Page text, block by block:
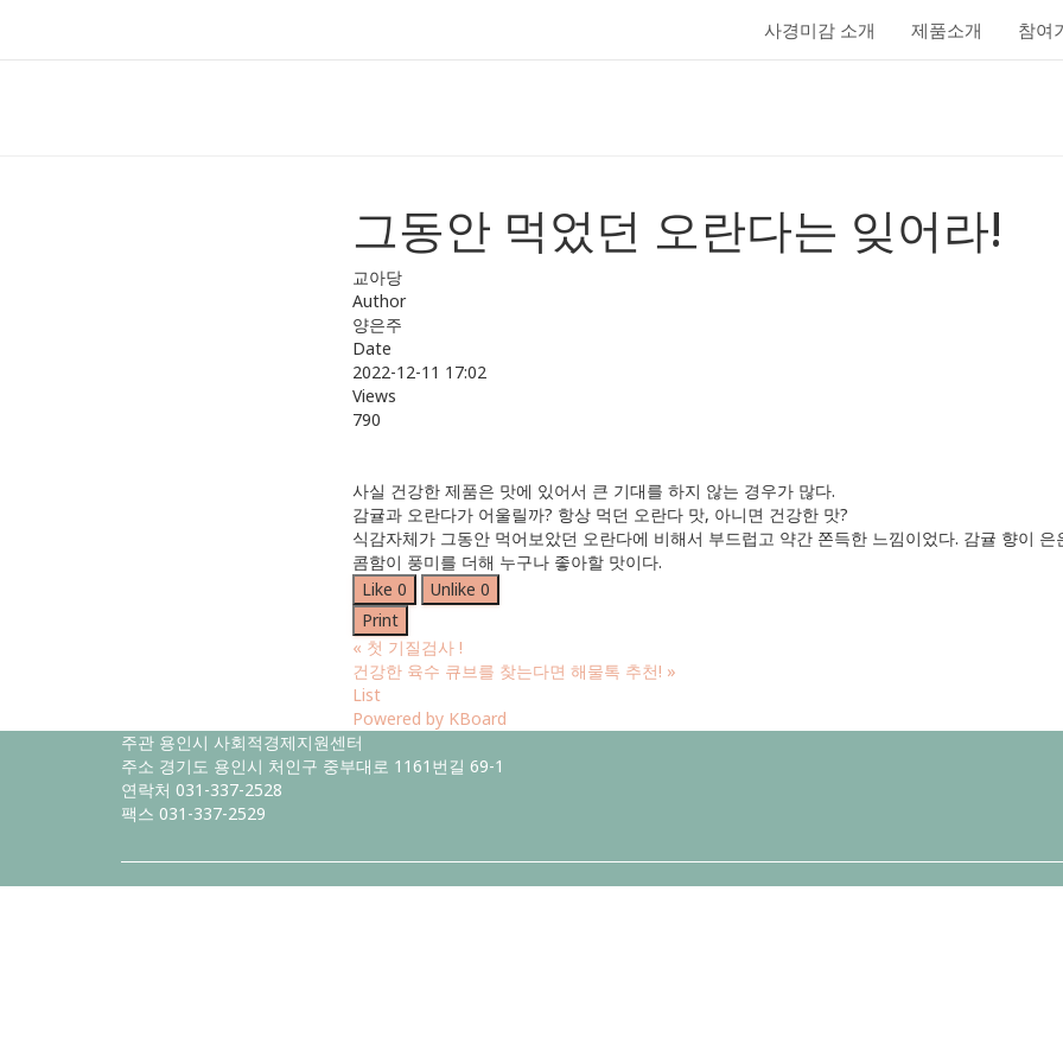
사경미감 소개 제품소개 참여
그동안 먹었던 오란다는 잊어라!
교아당
Author
양은주
Date
2022-12-11 17:02
Views
790
사실 건강한 제품은 맛에 있어서 큰 기대를 하지 않는 경우가 많다.
감귤과 오란다가 어울릴까? 항상 먹던 오란다 맛, 아니면 건강한 맛?
식감자체가 그동안 먹어보았던 오란다에 비해서 부드럽고 약간 쫀득한 느낌이었다. 감귤 향이 은
콤함이 풍미를 더해 누구나 좋아할 맛이다.
Like 0 Unlike 0
Print
« 첫 기질검사 !
건강한 육수 큐브를 찾는다면 해물톡 추천! »
List
Powered by KBoard
주관 용인시 사회적경제지원센터
주소 경기도 용인시 처인구 중부대로 1161번길 69-1
연락처 031-337-2528
팩스 031-337-2529